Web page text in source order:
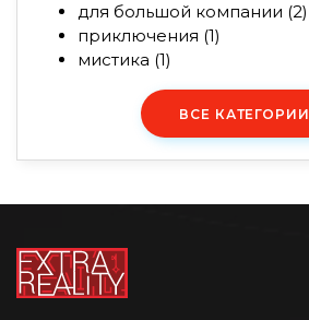
для большой компании (2)
приключения (1)
мистика (1)
ВСЕ КАТЕГОРИИ